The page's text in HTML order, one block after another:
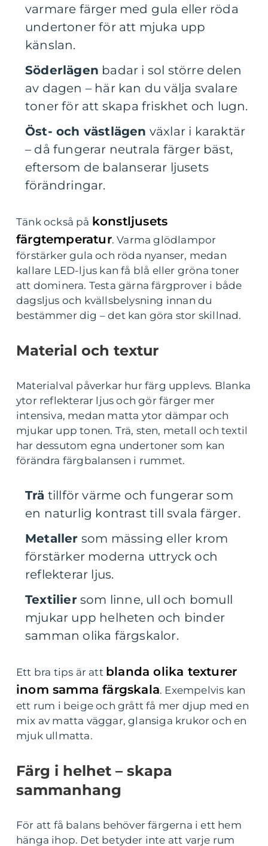
varmare färger med gula eller röda
undertoner för att mjuka upp
känslan.
Söderlägen badar i sol större delen
av dagen – här kan du välja svalare
toner för att skapa friskhet och lugn.
Öst- och västlägen växlar i karaktär
– då fungerar neutrala färger bäst,
eftersom de balanserar ljusets
förändringar.
Tänk också på konstljusets
färgtemperatur. Varma glödlampor
förstärker gula och röda nyanser, medan
kallare LED-ljus kan få blå eller gröna toner
att dominera. Testa gärna färgprover i både
dagsljus och kvällsbelysning innan du
bestämmer dig – det kan göra stor skillnad.
Material och textur
Materialval påverkar hur färg upplevs. Blanka
ytor reflekterar ljus och gör färger mer
intensiva, medan matta ytor dämpar och
mjukar upp tonen. Trä, sten, metall och textil
har dessutom egna undertoner som kan
förändra färgbalansen i rummet.
Trä tillför värme och fungerar som
en naturlig kontrast till svala färger.
Metaller som mässing eller krom
förstärker moderna uttryck och
reflekterar ljus.
Textiliersom linne, ull och bomull
mjukar upp helheten och binder
samman olika färgskalor.
Ett bra tips är att blanda olika texturer
inom samma färgskala. Exempelvis kan
ett rum i beige och grått få mer djup med en
mix av matta väggar, glansiga krukor och en
mjuk ullmatta.
Färg i helhet – skapa
sammanhang
För att få balans behöver färgerna i ett hem
hänga ihop. Det betyder inte att varje rum